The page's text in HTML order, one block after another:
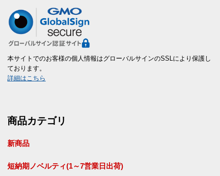
本サイトでのお客様の個人情報はグローバルサインのSSLにより保護し
ております。
詳細はこちら
商品カテゴリ
新商品
短納期ノベルティ(1～7営業日出荷)